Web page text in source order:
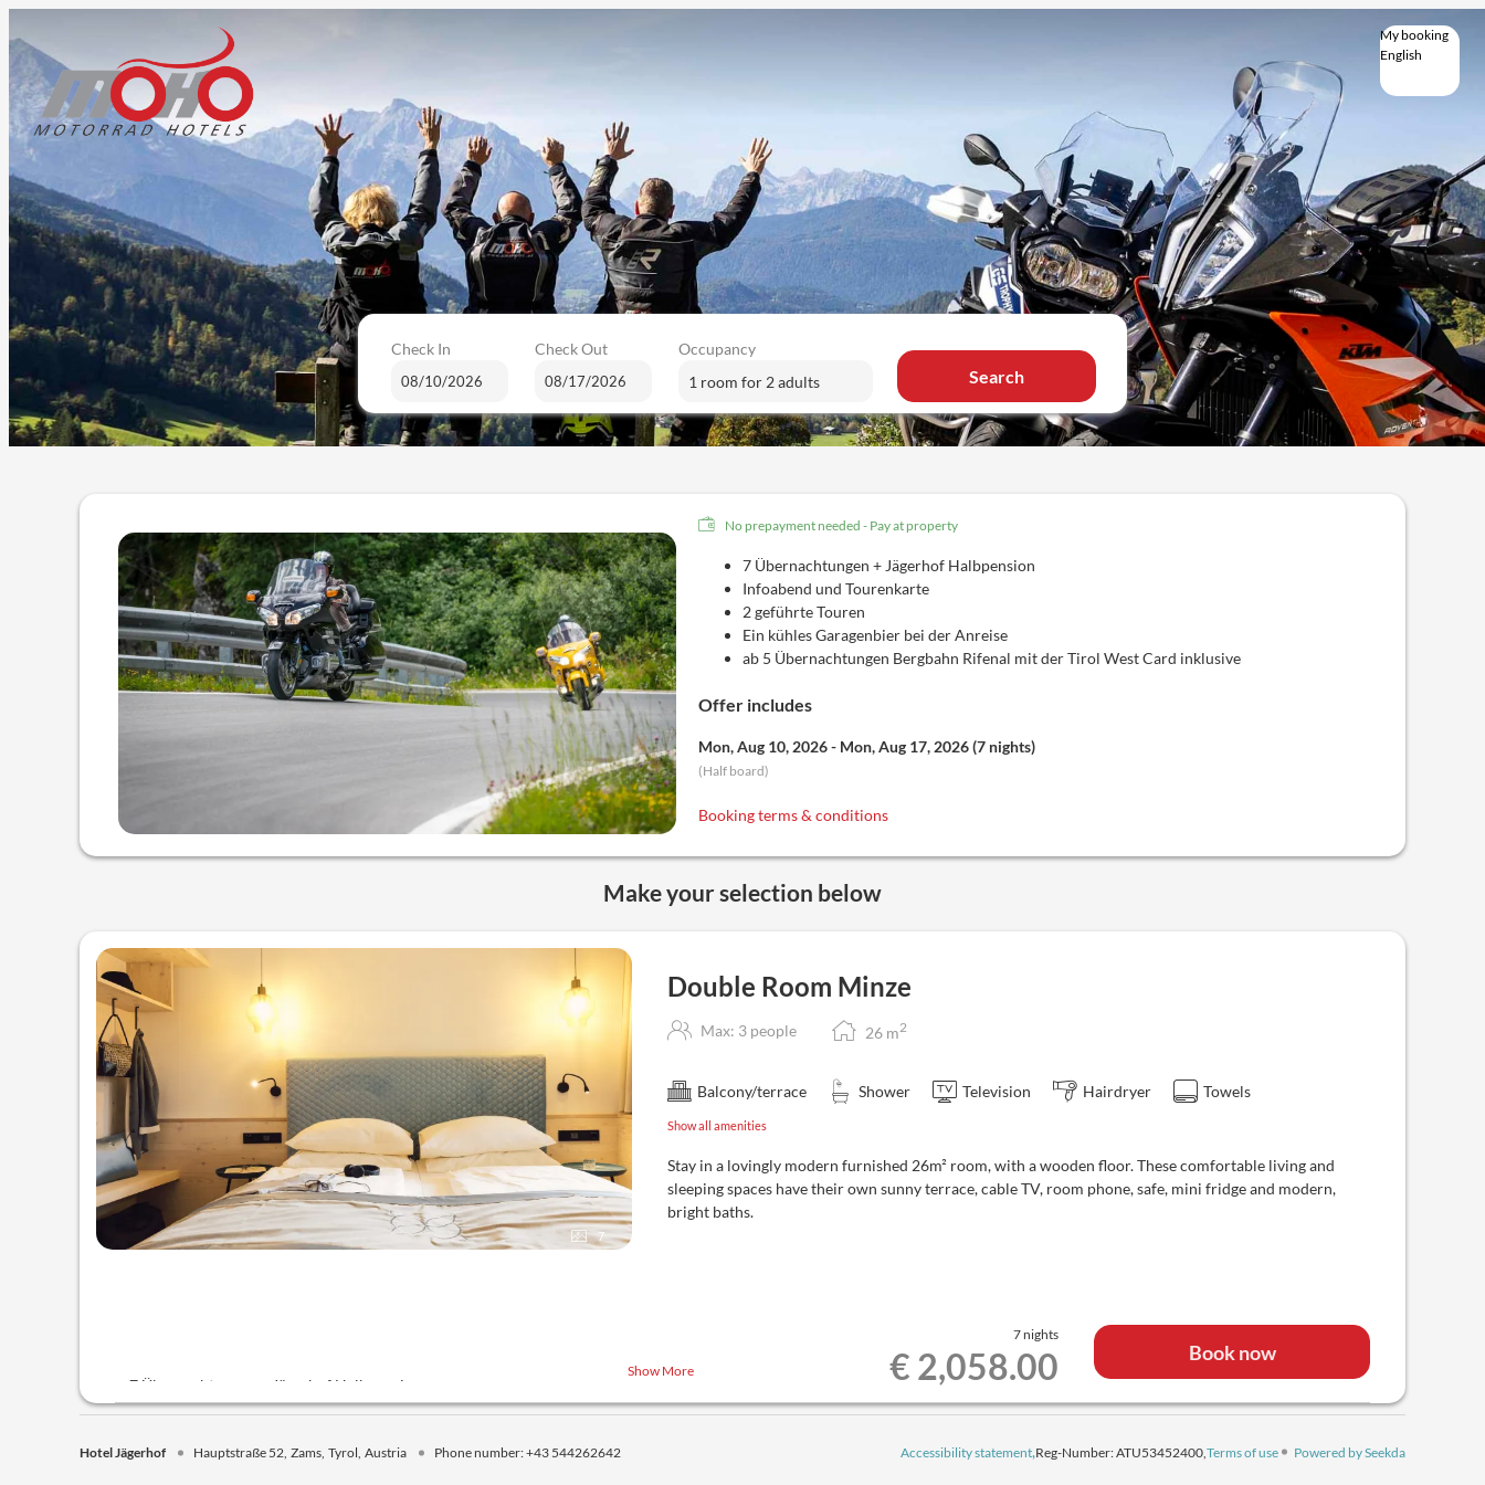
Check In Check Out Occupancy
1 room for 2 adults Search
My booking
English
Offer Details No prepayment needed - Pay at property
7 Übernachtungen + Jägerhof Halbpension
Infoabend und Tourenkarte
2 geführte Touren
Ein kühles Garagenbier bei der Anreise
ab 5 Übernachtungen Bergbahn Rifenal mit der Tirol West Card inklusive
Offer includes
Mon, Aug 10, 2026- Mon, Aug 17, 2026(7 nights)
(Half board)
Booking terms & conditions
Make your selection below
7
Double Room Minze
Max: 3 people 26 m2
Balcony/terrace Shower Television Hairdryer Towels
Show all amenities
Stay in a lovingly modern furnished 26m² room, with a wooden floor. These comfortable living and
sleeping spaces have their own sunny terrace, cable TV, room phone, safe, mini fridge and modern,
bright baths.
7 Übernachtungen + Jägerhof Halbpension
Infoabend und Tourenkarte
Ein kühles Garagenbier bei der Anreise
Show More
7 nights
€ 2,058.00 Book now
Hotel Jägerhof Hauptstraße 52 Zams Tyrol Austria Phone number:+43 544262642 Accessibility statement Reg-Number: ATU53452400,Terms of use Powered by Seekda